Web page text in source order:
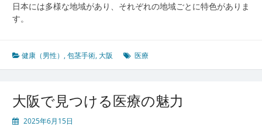
日本には多様な地域があり、それぞれの地域ごとに特色がありま
す。
健康（男性） ,包茎手術,大阪 医療
大阪で見つける医療の魅力
2025年6月15日